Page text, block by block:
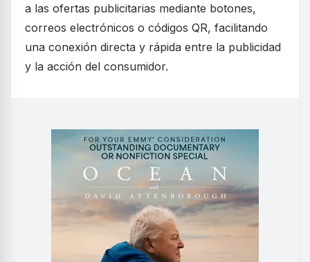
a las ofertas publicitarias mediante botones,
correos electrónicos o códigos QR, facilitando
una conexión directa y rápida entre la publicidad
y la acción del consumidor.